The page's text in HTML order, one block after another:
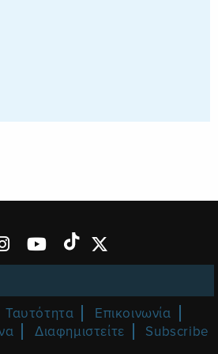
Ταυτότητα
Επικοινωνία
Διαφημιστείτε Subscribe